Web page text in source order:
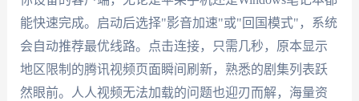
能快速完成。启动后选择"影音加速"或"回国模式"，系统
会自动推荐最优线路。点击连接，只需几秒，原本显示
地区限制的腾讯视频页面瞬间刷新，熟悉的剧集列表跃
然眼前。人人视频无法加载的问题也迎刃而解，海量资